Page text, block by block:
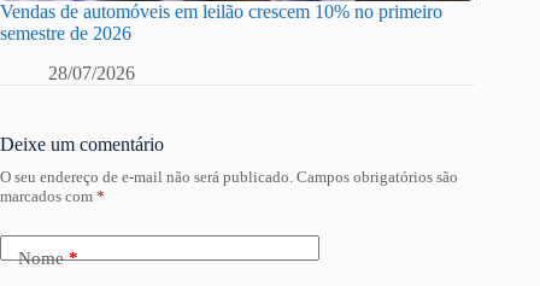
Vendas de automóveis em leilão crescem 10% no primeiro
semestre de 2026
28/07/2026
Deixe um comentário
O seu endereço de e-mail não será publicado. Campos obrigatórios são
marcados com *
Nome*